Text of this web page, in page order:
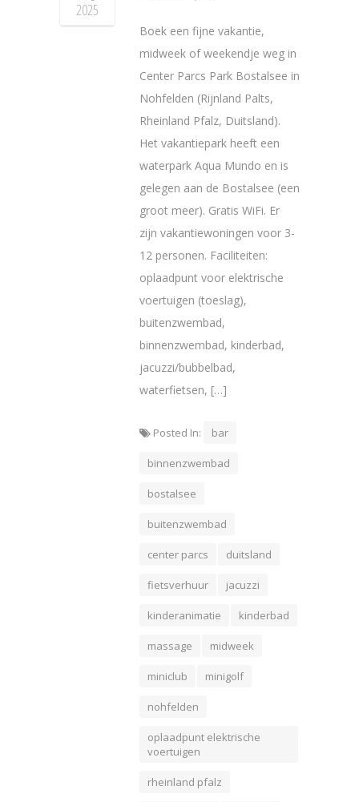
2025
Boek een fijne vakantie,
midweek of weekendje weg in
Center Parcs Park Bostalsee in
Nohfelden (Rijnland Palts,
Rheinland Pfalz, Duitsland).
Het vakantiepark heeft een
waterpark Aqua Mundo en is
gelegen aan de Bostalsee (een
groot meer). Gratis WiFi. Er
zijn vakantiewoningen voor 3-
12 personen. Faciliteiten:
oplaadpunt voor elektrische
voertuigen (toeslag),
buitenzwembad,
binnenzwembad, kinderbad,
jacuzzi/bubbelbad,
waterfietsen, […]
Posted In: bar
binnenzwembad
bostalsee
buitenzwembad
center parcs duitsland
fietsverhuur jacuzzi
kinderanimatie kinderbad
massage midweek
miniclub minigolf
nohfelden
oplaadpunt elektrische
voertuigen
rheinland pfalz